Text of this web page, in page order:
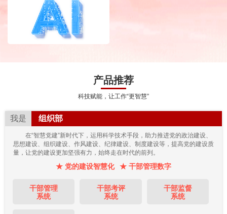
产品推荐
科技赋能，让工作“更智慧”
我是 组织部
在“智慧党建”新时代下，运用科学技术手段，助力推进党的政治建设、
思想建设、组织建设、作风建设、纪律建设、制度建设等，提高党的建设质
量，让党的建设更加坚强有力，始终走在时代的前列。
★ 党的建设智慧化 ★ 干部管理数字
干部管理
系统
干部考评
系统
干部监督
系统